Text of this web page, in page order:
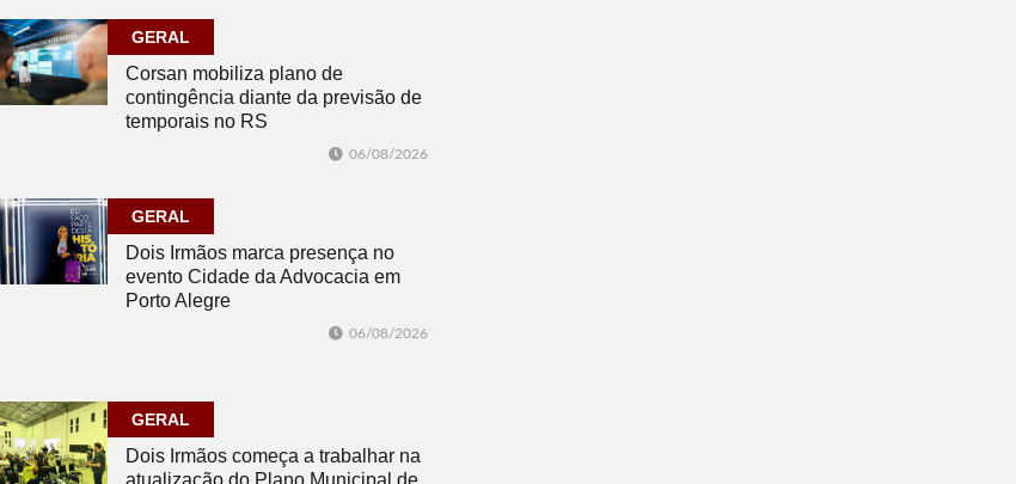
GERAL
Corsan mobiliza plano de
contingência diante da previsão de
temporais no RS
06/08/2026
GERAL
Dois Irmãos marca presença no
evento Cidade da Advocacia em
Porto Alegre
06/08/2026
GERAL
Dois Irmãos começa a trabalhar na